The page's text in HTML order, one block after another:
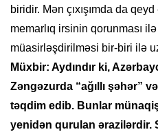
biridir. Mən çıxışımda da
memarlıq irsinin qorunması
müasirləşdirilməsi bir-biri ilə
Müxbir: Aydındır ki,
Zəngəzurda “ağıllı şəhər”
təqdim edib. Bunlar
yenidən qurulan ərazilərdir.